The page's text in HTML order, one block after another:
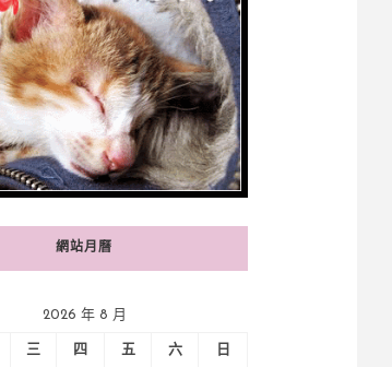
網站月曆
2026 年 8 月
三 四 五 六 日